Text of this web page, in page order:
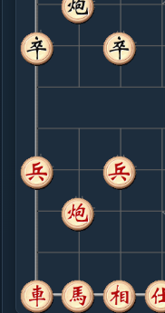
.....砲８平９
6. 车二进五
.....马７退８
7. 车九进一
8. 兵三进一
.....士４进５
9. 车九平二
.....马８进７
10. 炮八进四
.....卒７进１
.....象５进７